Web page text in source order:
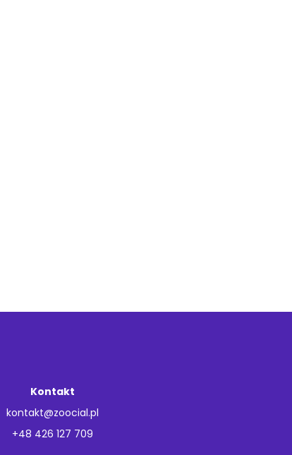
Kontakt
kontakt@zoocial.pl
+48 426 127 709